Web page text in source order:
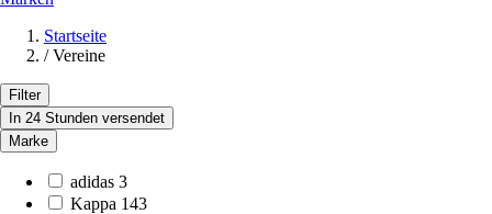
Startseite
/ Vereine
Filter
In 24 Stunden versendet
Marke
adidas 3
Kappa 143